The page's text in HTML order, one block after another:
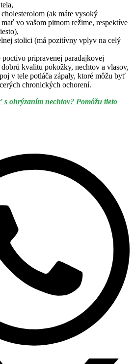
(ak máte vysoký
vo vašom pitnom režime, respektíve
stolici (má pozitívny vplyv na celý
pripravenej paradajkovej
kvalitu pokožky, nechtov a vlasov,
v tele potláča zápaly, ktoré môžu byť
chronických ochorení.
s ohrýzaním nechtov? Pomôžu tieto